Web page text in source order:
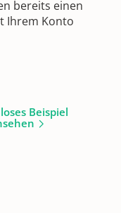
bereits einen
Ihrem Konto
Beispiel